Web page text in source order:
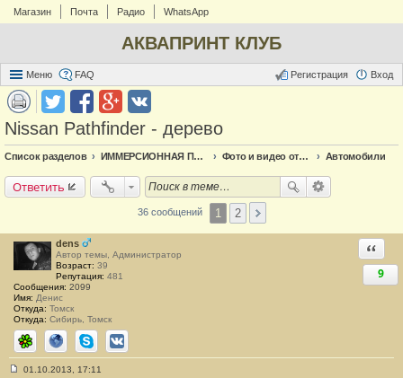
Магазин Почта Радио WhatsApp
АКВАПРИНТ КЛУБ
Меню FAQ Вход
Регистрация
Nissan Pathfinder - дерево
Список разделов ИММЕРСИОННАЯ ПЕЧАТЬ Фото и видео отчёт по аквапечати Автомобили
Ответить
36 сообщений 1 2
dens
Автор темы, Администратор
Возраст: 39
Репутация: 481
Сообщения: 2099
Имя: Денис
Откуда: Томск
Откуда: Сибирь, Томск
ICQ СайтSkypeВКонтакте
9
01.10.2013, 17:11